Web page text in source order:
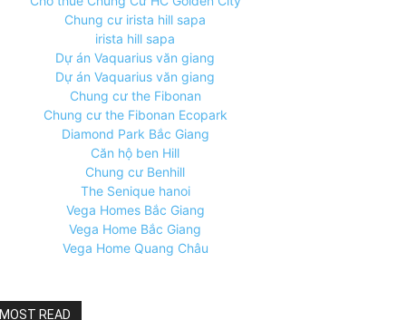
Chung cư irista hill sapa
irista hill sapa
Dự án Vaquarius văn giang
Dự án Vaquarius văn giang
Chung cư the Fibonan
Chung cư the Fibonan Ecopark
Diamond Park Bắc Giang
Căn hộ ben Hill
Chung cư Benhill
The Senique hanoi
Vega Homes Bắc Giang
Vega Home Bắc Giang
Vega Home Quang Châu
MOST READ